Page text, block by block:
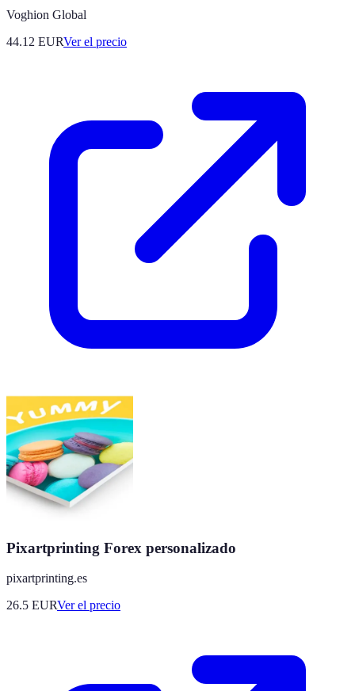
Voghion Global
44.12 EURVer el precio
Pixartprinting Forex personalizado
pixartprinting.es
26.5 EURVer el precio